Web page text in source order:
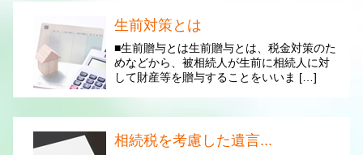
生前対策とは
■生前贈与とは生前贈与とは、税金対策のた
めなどから、被相続人が生前に相続人に対
して財産等を贈与することをいいま […]
相続税を考慮した遺言...